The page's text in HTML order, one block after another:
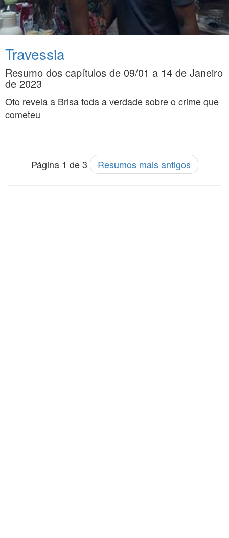
Travessia
Resumo dos capítulos de 09/01 a 14 de Janeiro
de 2023
Oto revela a Brisa toda a verdade sobre o crime que
cometeu
Página 1 de 3 Resumos mais antigos